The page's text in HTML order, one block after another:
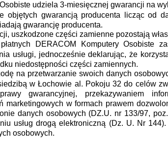
udziela 3-miesięcznej gwarancji na
objętych gwarancją producenta licząc od
gwarancję producenta.
uszkodzone części zamienne pozostają
DERACOM Komputery Osobiste
usługi, jednocześnie deklarując, że
niedostępności części zamiennych.
na przetwarzanie swoich danych
w Łochowie al. Pokoju 32 do celów
gwarancyjnej, przekazywaniem
marketingowych w formach prawem
danych osobowych (DZ.U. nr 133/97,
usług drogą elektroniczną (Dz. U. Nr
osobowych.